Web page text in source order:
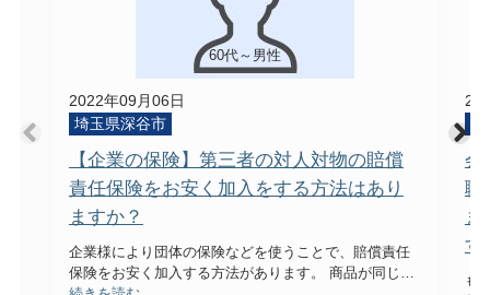
60代～男性
2022年09月06日
埼玉県深谷市
【企業の保険】第三者の対人対物の賠償
責任保険をお安く加入をする方法はあり
ますか？
企業様により団体の保険などを使うことで、賠償責任
保険をお安く加入する方法があります。 商品が同じ…
【企業の
会
職
す
も